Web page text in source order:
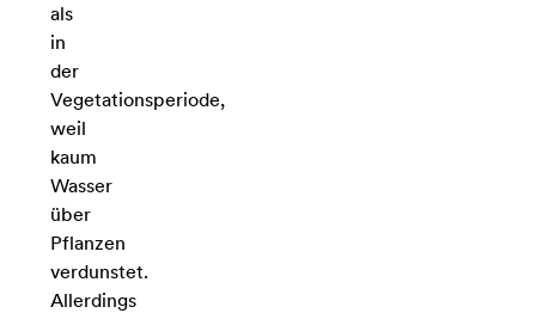
als
in
der
Vegetationsperiode,
weil
kaum
Wasser
über
Pflanzen
verdunstet.
Allerdings